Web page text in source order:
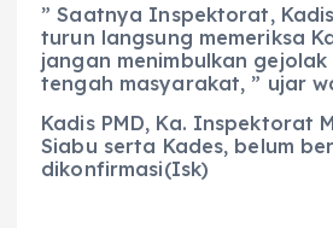
” Saatnya Inspektorat,
turun langsung memeriksa
jangan menimbulkan
tengah masyarakat, ” ujar
Kadis PMD, Ka. Inspektorat
Siabu serta Kades, belum
dikonfirmasi(Isk)